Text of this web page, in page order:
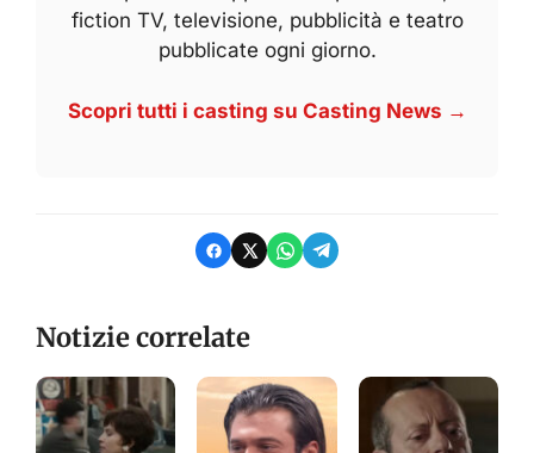
fiction TV, televisione, pubblicità e teatro
pubblicate ogni giorno.
Scopri tutti i casting su Casting News →
Notizie correlate